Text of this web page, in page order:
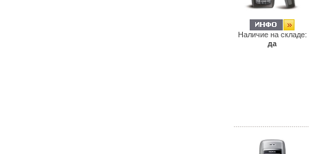
Наличие на складе:
да